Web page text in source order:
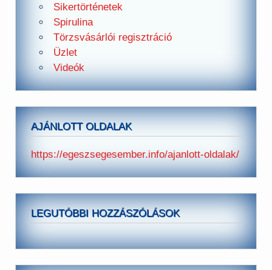
Sikertörténetek
Spirulina
Törzsvásárlói regisztráció
Üzlet
Videók
AJÁNLOTT OLDALAK
https://egeszsegesember.info/ajanlott-oldalak/
LEGUTÓBBI HOZZÁSZÓLÁSOK